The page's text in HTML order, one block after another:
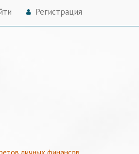
Регистрация
личных финансов